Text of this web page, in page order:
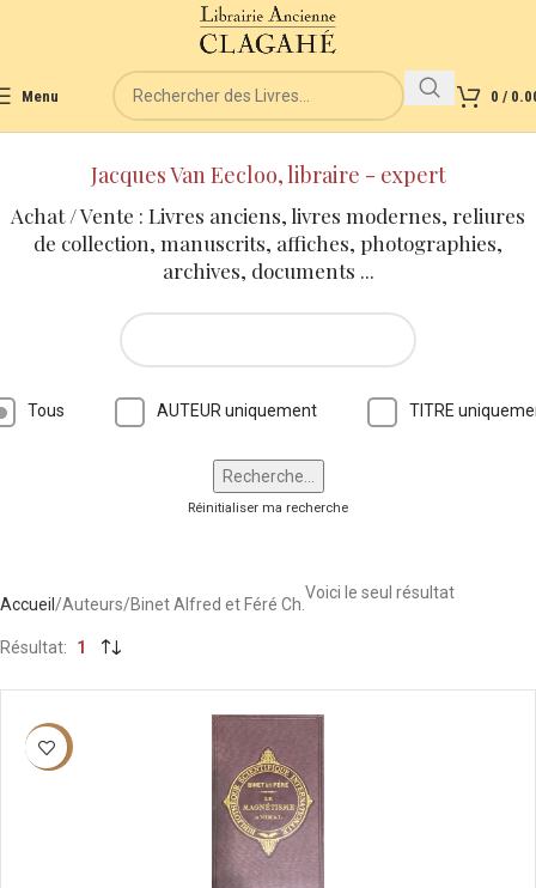
Menu 0 /
Jacques Van Eecloo, libraire - expert
Achat / Vente : Livres anciens, livres modernes, reliures
de collection, manuscrits, affiches, photographies,
archives, documents ...
Tous AUTEUR uniquement TITRE
Réinitialiser ma recherche
Accueil Auteurs Binet Alfred et Féré Ch.
Voici le seul résultat
Résultat 1
-40%